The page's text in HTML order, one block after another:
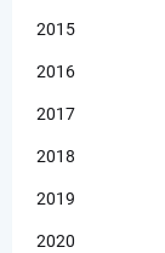
2015
2016
2017
2018
2019
2020